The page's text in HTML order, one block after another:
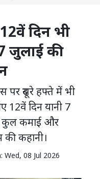
दिन भी
जुलाई की
दूसरे हफ्ते में भी
12वें दिन यानी 7
कमाई और
कहानी।
Wed, 08 Jul 2026